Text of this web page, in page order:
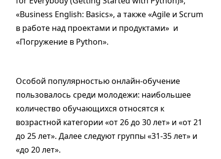
«Business English: Basics», а также «Agile и Scrum
в работе над проектами и продуктами» и
«Погружение в Python».
Особой популярностью онлайн-обучение
пользовалось среди молодежи: наибольшее
количество обучающихся относятся к
возрастной категории «от 26 до 30 лет» и «от 21
до 25 лет». Далее следуют группы «31-35 лет» и
«до 20 лет».